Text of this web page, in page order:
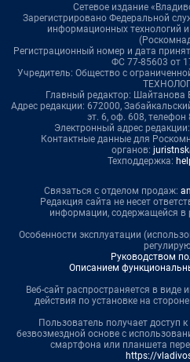
Сетевое издание
Зарегистрировано Федеральной
информационных технологий
Регистрационный номер и дата
ФС 77-85603 от
Учредитель: Общество с
Главный редактор: Шайтанова
Адрес редакции: 672000,
эт. 6, оф. 608, телефон
Электронный адрес редакции:
Контактные данные для
органов:
Техподдержка:
Связаться с отделом продаж:
Редакция сайта не несет
информации, содержащейся в
Особенности эксплуатации
Руководством
Описанием
Веб-сайт распространяется в виде
действия по установке на
Пользователь получает доступ
безвозмездной основе с
смартфона или планшета
https://